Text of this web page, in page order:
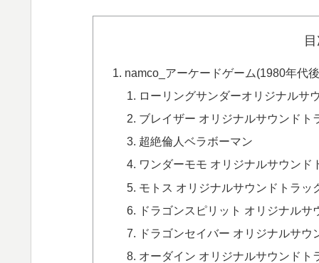
namco_アーケードゲーム(1980年代
ローリングサンダーオリジナルサ
ブレイザー オリジナルサウンドト
超絶倫人ベラボーマン
ワンダーモモ オリジナルサウンド
モトス オリジナルサウンドトラッ
ドラゴンスピリット オリジナルサ
ドラゴンセイバー オリジナルサウ
オーダイン オリジナルサウンドト